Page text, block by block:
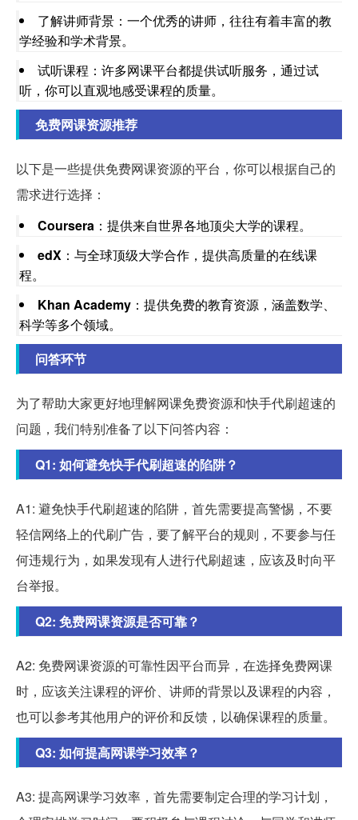
了解讲师背景：一个优秀的讲师，往往有着丰富的教
学经验和学术背景。
试听课程：许多网课平台都提供试听服务，通过试
听，你可以直观地感受课程的质量。
免费网课资源推荐
以下是一些提供免费网课资源的平台，你可以根据自己的
需求进行选择：
Coursera ：提供来自世界各地顶尖大学的课程。
edX ：与全球顶级大学合作，提供高质量的在线课
程。
Khan Academy ：提供免费的教育资源，涵盖数学、
科学等多个领域。
问答环节
为了帮助大家更好地理解网课免费资源和快手代刷超速的
问题，我们特别准备了以下问答内容：
Q1: 如何避免快手代刷超速的陷阱？
A1: 避免快手代刷超速的陷阱，首先需要提高警惕，不要
轻信网络上的代刷广告，要了解平台的规则，不要参与任
何违规行为，如果发现有人进行代刷超速，应该及时向平
台举报。
Q2: 免费网课资源是否可靠？
A2: 免费网课资源的可靠性因平台而异，在选择免费网课
时，应该关注课程的评价、讲师的背景以及课程的内容，
也可以参考其他用户的评价和反馈，以确保课程的质量。
Q3: 如何提高网课学习效率？
A3: 提高网课学习效率，首先需要制定合理的学习计划，